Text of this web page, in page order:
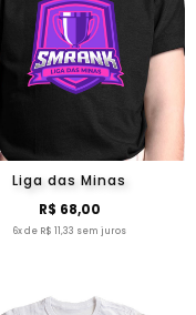
Liga das Minas
R$ 68,00
6x de R$ 11,33 sem juros